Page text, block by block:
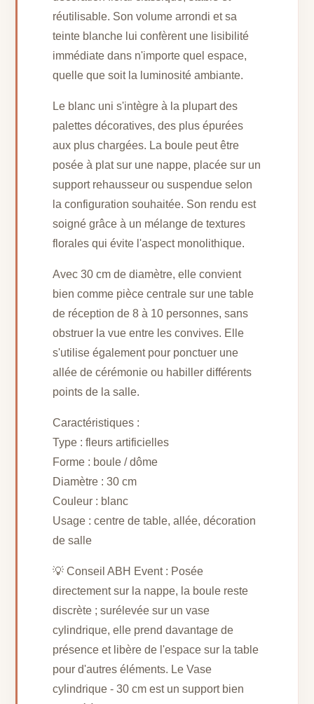
réutilisable. Son volume arrondi et sa
teinte blanche lui confèrent une lisibilité
immédiate dans n'importe quel espace,
quelle que soit la luminosité ambiante.
Le blanc uni s'intègre à la plupart des
palettes décoratives, des plus épurées
aux plus chargées. La boule peut être
posée à plat sur une nappe, placée sur un
support rehausseur ou suspendue selon
la configuration souhaitée. Son rendu est
soigné grâce à un mélange de textures
florales qui évite l'aspect monolithique.
Avec 30 cm de diamètre, elle convient
bien comme pièce centrale sur une table
de réception de 8 à 10 personnes, sans
obstruer la vue entre les convives. Elle
s'utilise également pour ponctuer une
allée de cérémonie ou habiller différents
points de la salle.
Caractéristiques :
Type : fleurs artificielles
Forme : boule / dôme
Diamètre : 30 cm
Couleur : blanc
Usage : centre de table, allée, décoration
de salle
💡 Conseil ABH Event : Posée
directement sur la nappe, la boule reste
discrète ; surélevée sur un vase
cylindrique, elle prend davantage de
présence et libère de l'espace sur la table
pour d'autres éléments. Le Vase
cylindrique - 30 cm est un support bien